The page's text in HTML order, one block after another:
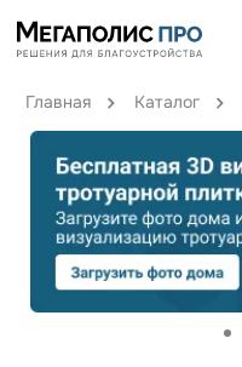
Главная Каталог